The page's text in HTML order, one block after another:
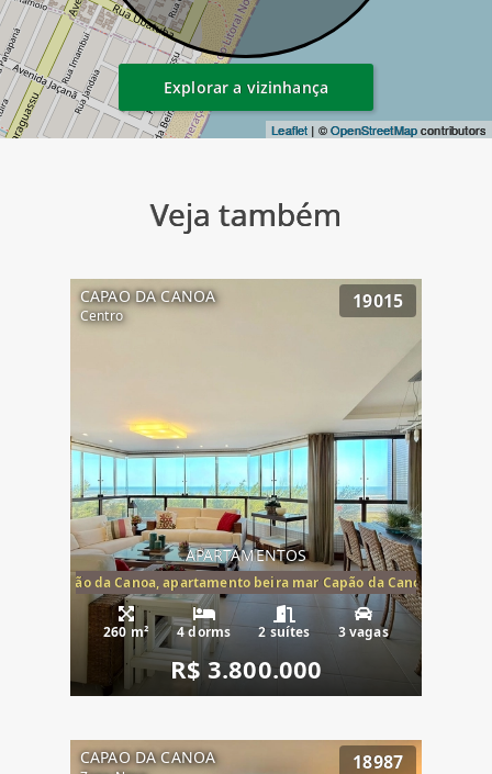
Leaflet | ©OpenStreetMapcontributors
Explorar a vizinhança
Veja também
CAPAO DA CANOA
Centro
19015
APARTAMENTOS
mar Capão da Canoa, apartamento beira mar Capão da Canoa,
260 m² 4 dorms 2 suítes 3 vagas
R$ 3.800.000
CAPAO DA CANOA 18987